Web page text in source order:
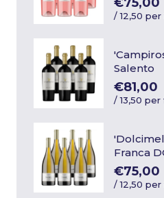
/12,50 per
Salento
€81,00
/13,50 per
Franca
€75,00
/12,50 per